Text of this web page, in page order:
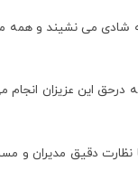
شادی می نشیند و
این عزیزان انجام
وجدانی روشن ضمن آرزوی سلامتی و موفقیت برای کارکنان بیان کردند از نظر